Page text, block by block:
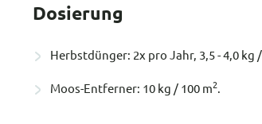
Dosierung
Herbstdünger: 2x pro Jahr, 3,5 - 4,0 kg
Moos-Entferner: 10 kg / 100 m2